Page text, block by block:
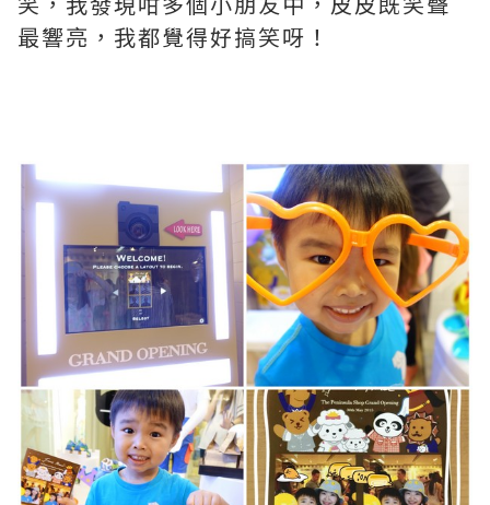
最響亮，我都覺得好搞笑呀！